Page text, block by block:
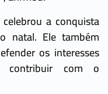
a conquista
natal. Ele também
os interesses
contribuir com o